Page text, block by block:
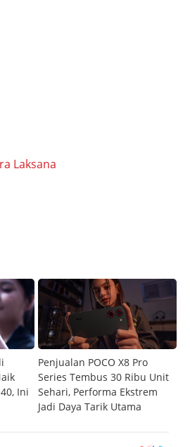
Laksana
Ini
Penjualan POCO X8 Pro
Series Tembus 30 Ribu Unit
Sehari, Performa Ekstrem
Jadi Daya Tarik Utama